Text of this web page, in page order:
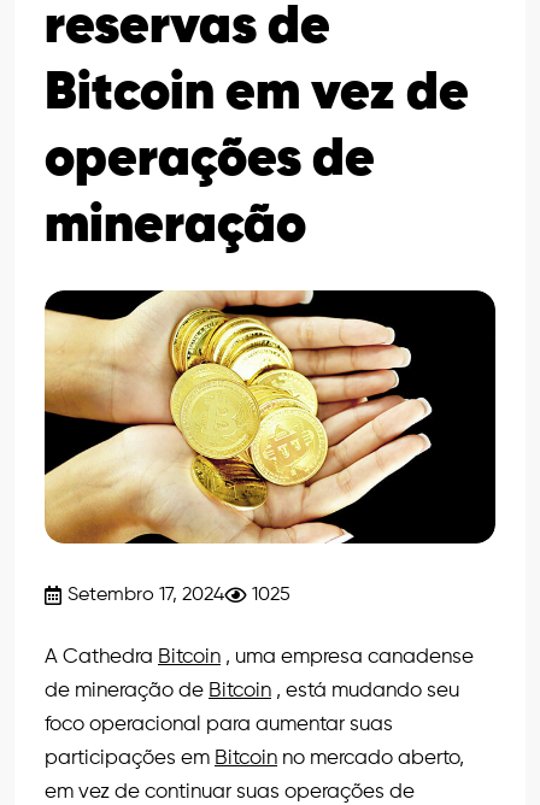
reservas de
Bitcoin em vez de
operações de
mineração
Setembro 17, 2024 1025
A Cathedra Bitcoin , uma empresa canadense
de mineração de Bitcoin , está mudando seu
foco operacional para aumentar suas
participações em Bitcoin no mercado aberto,
em vez de continuar suas operações de